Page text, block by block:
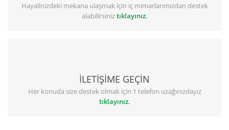
Hayalinizdeki mekana ulaşmak için iç mimarlarımızdan destek
alabilirsiniztıklayınız.
İLETİŞİME GEÇİN
Her konuda size destek olmak için 1 telefon uzağınızdayız
tıklayınız.